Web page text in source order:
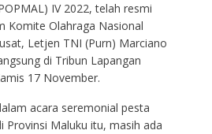
IV 2022, telah resmi
Komite Olahraga Nasional
Letjen TNI (Purn) Marciano
di Tribun Lapangan
17 November.
acara seremonial pesta
Provinsi Maluku itu, masih ada